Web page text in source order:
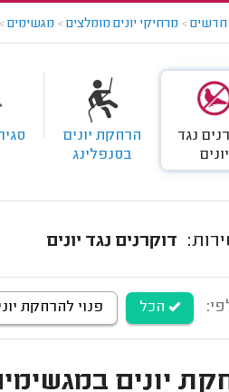
חדשים> מרחיקי יונים מומלצים> מגשימים>
נגד
יונים
הרחקת יונים
בסנפלינג
דוקרנים נגד יונים
הכל פנוי להרחקת
יונים